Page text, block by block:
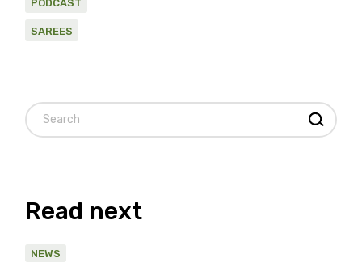
PODCAST
SAREES
Search
Read next
NEWS